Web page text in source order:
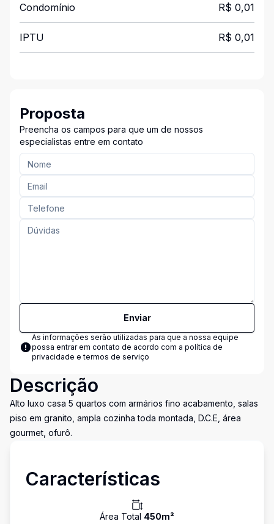
Condomínio R$ 0,01
IPTU R$ 0,01
Proposta
Preencha os campos para que um de nossos
especialistas entre em contato
Enviar
As informações serão utilizadas para que a nossa equipe
possa entrar em contato de acordo com a política de
privacidade e termos de serviço
Descrição
Alto luxo casa 5 quartos com armários fino acabamento, salas
piso em granito, ampla cozinha toda montada, D.C.E, área
gourmet, ofurô.
Características
Área Total 450m²